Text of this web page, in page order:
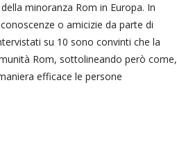
minoranza Rom in Europa. In
o amicizie da parte di
su 10 sono convinti che la
Rom, sottolineando però come,
efficace le persone